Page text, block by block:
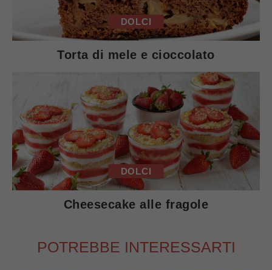
DOLCI
Torta di mele e cioccolato
DOLCI
Cheesecake alle fragole
POTREBBE INTERESSARTI